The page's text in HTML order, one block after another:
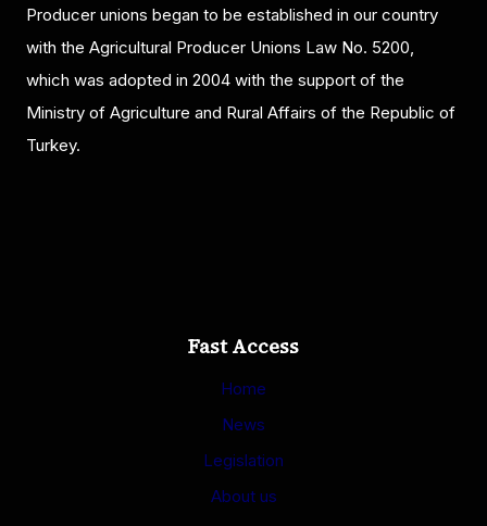
Producer unions began to be established in our country
with the Agricultural Producer Unions Law No. 5200,
which was adopted in 2004 with the support of the
Ministry of Agriculture and Rural Affairs of the Republic of
Turkey.
Fast Access
Home
News
Legislation
About us